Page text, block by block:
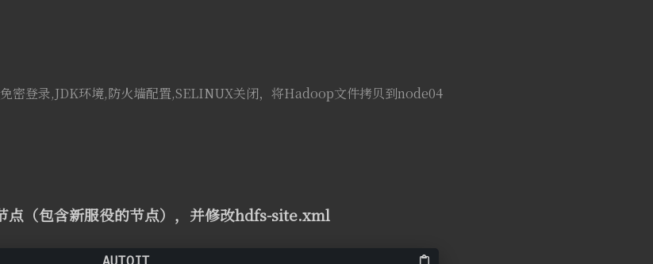
密登录,JDK环境,防火墙配置,SELINUX关闭，将Hadoop文件拷贝到node04
（包含新服役的节点），并修改hdfs-site.xml